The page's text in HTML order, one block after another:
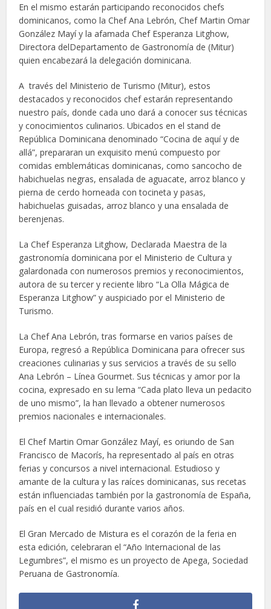
En el mismo estarán participando reconocidos chefs
dominicanos, como la Chef Ana Lebrón, Chef Martin Omar
González Mayí y la afamada Chef Esperanza Litghow,
Directora delDepartamento de Gastronomía de (Mitur)
quien encabezará la delegación dominicana.
A través del Ministerio de Turismo (Mitur), estos
destacados y reconocidos chef estarán representando
nuestro país, donde cada uno dará a conocer sus técnicas
y conocimientos culinarios. Ubicados en el stand de
República Dominicana denominado “Cocina de aquí y de
allá”, prepararan un exquisito menú compuesto por
comidas emblemáticas dominicanas, como sancocho de
habichuelas negras, ensalada de aguacate, arroz blanco y
pierna de cerdo horneada con tocineta y pasas,
habichuelas guisadas, arroz blanco y una ensalada de
berenjenas.
La Chef Esperanza Litghow, Declarada Maestra de la
gastronomía dominicana por el Ministerio de Cultura y
galardonada con numerosos premios y reconocimientos,
autora de su tercer y reciente libro “La Olla Mágica de
Esperanza Litghow” y auspiciado por el Ministerio de
Turismo.
La Chef Ana Lebrón, tras formarse en varios países de
Europa, regresó a República Dominicana para ofrecer sus
creaciones culinarias y sus servicios a través de su sello
Ana Lebrón – Línea Gourmet. Sus técnicas y amor por la
cocina, expresado en su lema “Cada plato lleva un pedacito
de uno mismo”, la han llevado a obtener numerosos
premios nacionales e internacionales.
El Chef Martin Omar González Mayí, es oriundo de San
Francisco de Macorís, ha representado al país en otras
ferias y concursos a nivel internacional. Estudioso y
amante de la cultura y las raíces dominicanas, sus recetas
están influenciadas también por la gastronomía de España,
país en el cual residió durante varios años.
El Gran Mercado de Mistura es el corazón de la feria en
esta edición, celebraran el “Año Internacional de las
Legumbres”, el mismo es un proyecto de Apega, Sociedad
Peruana de Gastronomía.